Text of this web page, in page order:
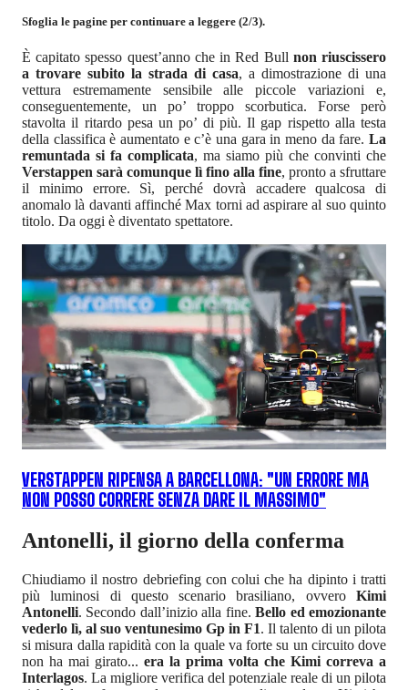
Sfoglia le pagine per continuare a leggere (2/3).
È capitato spesso quest’anno che in Red Bull non riuscissero
a trovare subito la strada di casa, a dimostrazione di una
vettura estremamente sensibile alle piccole variazioni e,
conseguentemente, un po’ troppo scorbutica. Forse però
stavolta il ritardo pesa un po’ di più. Il gap rispetto alla testa
della classifica è aumentato e c’è una gara in meno da fare. La
remuntada si fa complicata, ma siamo più che convinti che
Verstappen sarà comunque lì fino alla fine, pronto a sfruttare
il minimo errore. Sì, perché dovrà accadere qualcosa di
anomalo là davanti affinché Max torni ad aspirare al suo quinto
titolo. Da oggi è diventato spettatore.
VERSTAPPEN RIPENSA A BARCELLONA: "UN ERRORE MA
NON POSSO CORRERE SENZA DARE IL MASSIMO"
Antonelli, il giorno della conferma
Chiudiamo il nostro debriefing con colui che ha dipinto i tratti
più luminosi di questo scenario brasiliano, ovvero Kimi
Antonelli. Secondo dall’inizio alla fine.Bello ed emozionante
vederlo lì, al suo ventunesimo Gp in F1. Il talento di un pilota
si misura dalla rapidità con la quale va forte su un circuito dove
non ha mai girato... era la prima volta che Kimi correva a
Interlagos. La migliore verifica del potenziale reale di un pilota